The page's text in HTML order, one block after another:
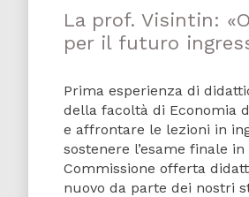
La prof. Visintin:
per il futuro
Prima esperienza di
della facoltà di Economia
e affrontare le lezioni in
sostenere l’esame finale
Commissione offerta
nuovo da parte dei nostri